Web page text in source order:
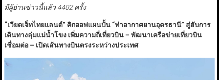
มีผู้อ่านข่าวนี้แล้ว 4402 ครั้ง
“เวียตเจ็ทไทยแลนด์” คิกออฟแผนปั้น “ท่าอากาศยานอุดรธานี” สู่ฮับการ
เดินทางลุ่มแม่น้ำโขง เพิ่มความถี่เที่ยวบิน – พัฒนาเครือข่ายเที่ยวบิน
เชื่อมต่อ – เปิดเส้นทางบินตรงระหว่างประเทศ